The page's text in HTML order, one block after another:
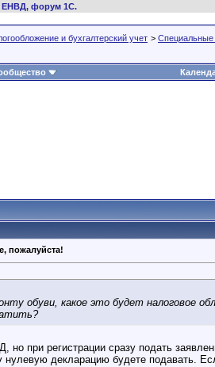
ЕНВД, форум 1С.
и бухгалтерский учет >
пожалуйста!
обуви, какое это будет налоговое
при регистрации сразу подать
декларацию будете подавать.